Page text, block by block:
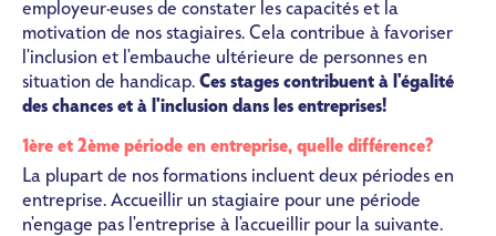
employeur·euses de constater les capacités et la
motivation de nos stagiaires. Cela contribue à favoriser
l'inclusion et l'embauche ultérieure de personnes en
situation de handicap. Ces stages contribuent à l'égalité
des chances et à l'inclusion dans les entreprises!
1ère et 2ème période en entreprise, quelle différence?
La plupart de nos formations incluent deux périodes en
entreprise. Accueillir un stagiaire pour une période
n'engage pas l'entreprise à l'accueillir pour la suivante.